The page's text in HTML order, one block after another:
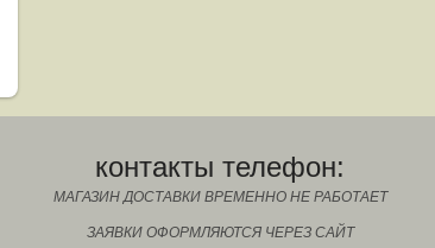
контакты телефон:
МАГАЗИН ДОСТАВКИ ВРЕМЕННО НЕ РАБОТАЕТ
ЗАЯВКИ ОФОРМЛЯЮТСЯ ЧЕРЕЗ САЙТ